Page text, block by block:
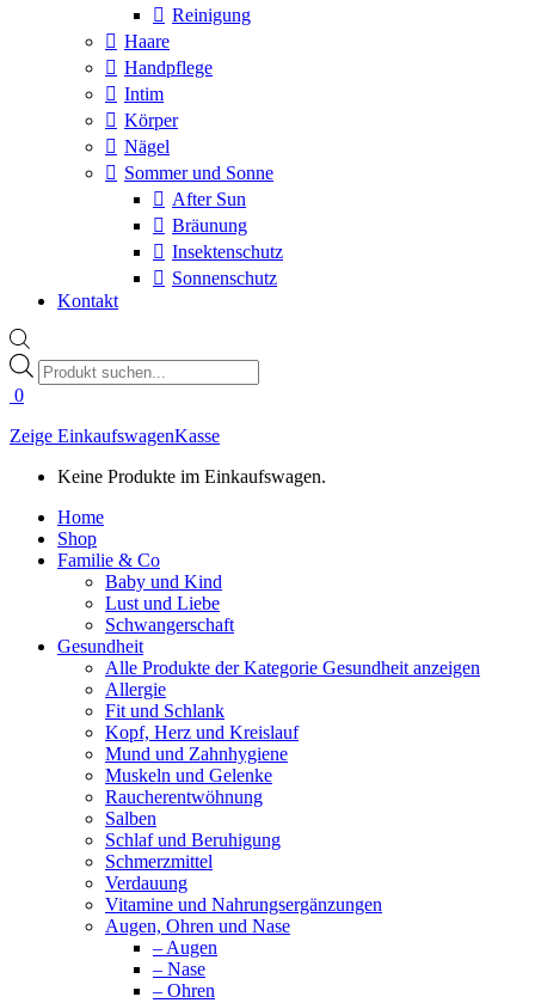
Reinigung
Haare
Handpflege
Intim
Körper
Nägel
Sommer und Sonne
After Sun
Bräunung
Insektenschutz
Sonnenschutz
Kontakt
Products
search
0
Zeige EinkaufswagenKasse
Keine Produkte im Einkaufswagen.
Home
Shop
Familie & Co
Baby und Kind
Lust und Liebe
Schwangerschaft
Gesundheit
Alle Produkte der Kategorie Gesundheit anzeigen
Allergie
Fit und Schlank
Kopf, Herz und Kreislauf
Mund und Zahnhygiene
Muskeln und Gelenke
Raucherentwöhnung
Salben
Schlaf und Beruhigung
Schmerzmittel
Verdauung
Vitamine und Nahrungsergänzungen
Augen, Ohren und Nase
– Augen
– Nase
– Ohren